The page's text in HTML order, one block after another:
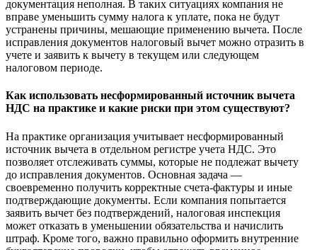
документация неполная. В таких ситуациях компания не
вправе уменьшить сумму налога к уплате, пока не будут
устранены причины, мешающие применению вычета. После
исправления документов налоговый вычет можно отразить в
учете и заявить к вычету в текущем или следующем
налоговом периоде.
Как использовать несформированный источник вычета
НДС на практике и какие риски при этом существуют?
На практике организация учитывает несформированный
источник вычета в отдельном регистре учета НДС. Это
позволяет отслеживать суммы, которые не подлежат вычету
до исправления документов. Основная задача —
своевременно получить корректные счета-фактуры и иные
подтверждающие документы. Если компания попытается
заявить вычет без подтверждений, налоговая инспекция
может отказать в уменьшении обязательства и начислить
штраф. Кроме того, важно правильно оформить внутренние